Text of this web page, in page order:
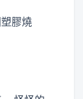
膠燒